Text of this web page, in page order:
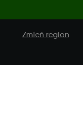
Zmień region